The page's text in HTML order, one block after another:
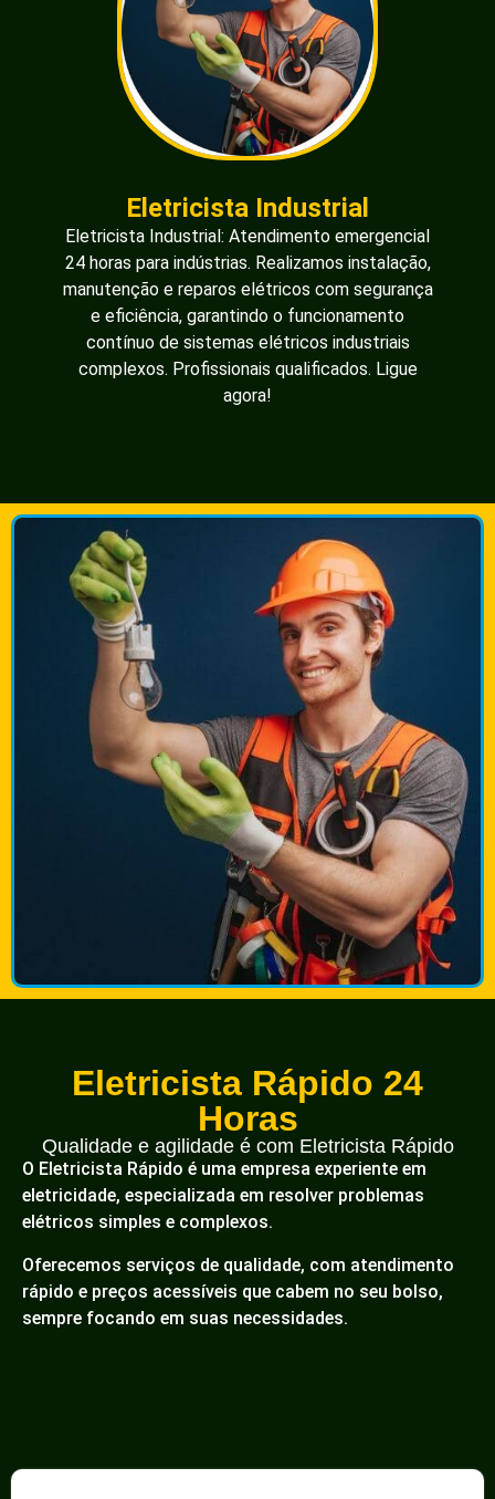
Eletricista Industrial
Eletricista Industrial: Atendimento emergencial
24 horas para indústrias. Realizamos instalação,
manutenção e reparos elétricos com segurança
e eficiência, garantindo o funcionamento
contínuo de sistemas elétricos industriais
complexos. Profissionais qualificados. Ligue
agora!
Eletricista Rápido 24
Horas
Qualidade e agilidade é com Eletricista Rápido
O Eletricista Rápido é uma empresa experiente em
eletricidade, especializada em resolver problemas
elétricos simples e complexos.
Oferecemos serviços de qualidade, com atendimento
rápido e preços acessíveis que cabem no seu bolso,
sempre focando em suas necessidades.